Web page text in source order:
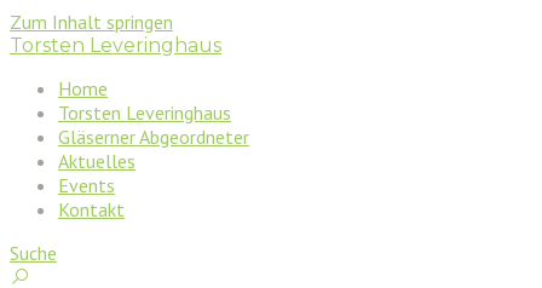
Zum Inhalt springen
Torsten Leveringhaus
Home
Torsten Leveringhaus
Gläserner Abgeordneter
Aktuelles
Events
Kontakt
Suche